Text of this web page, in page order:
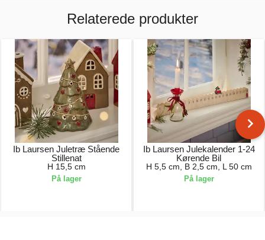
Relaterede produkter
Ib Laursen Juletræ Stående
Stillenat
H 15,5 cm
På lager
Ib Laursen Julekalender 1-24
Kørende Bil
H 5,5 cm, B 2,5 cm, L 50 cm
På lager